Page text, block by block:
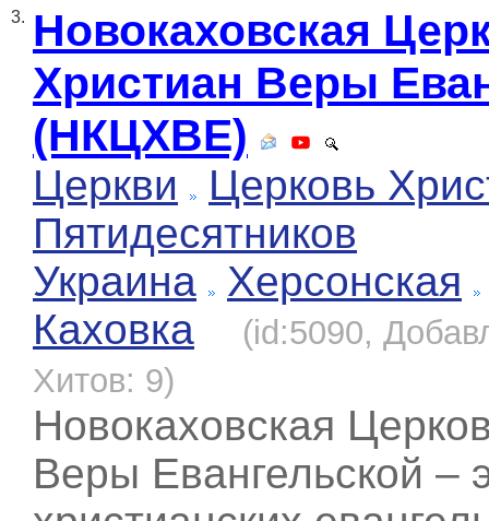
3. Новокаховская
Христиан Веры
(НКЦХВЕ)
Церкви
Церковь
Пятидесятников
Украина
Херсонская
Каховка
(id:5090,
Хитов: 9)
Новокаховская
Веры Евангельской –